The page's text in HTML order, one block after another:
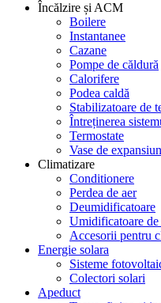
Încălzire și ACM
Boilere
Instantanee
Cazane
Pompe de căldură
Calorifere
Podea caldă
Stabilizatoare de
Întreținerea
Termostate
Vase de
Climatizare
Conditionere
Perdea de aer
Deumidificatoare
Umidificatoare de
Accesorii pentru
Energie solara
Sisteme
Colectori solari
Apeduct